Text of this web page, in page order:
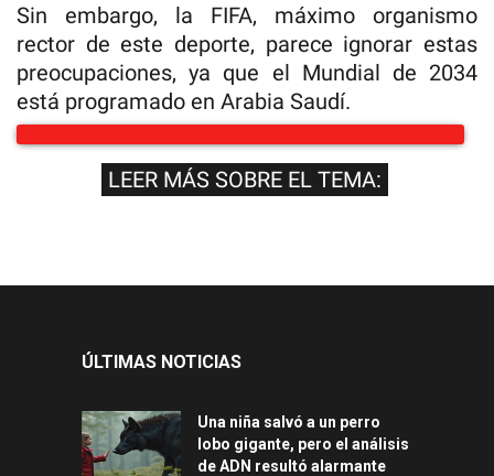
Sin embargo, la FIFA, máximo organismo
rector de este deporte, parece ignorar estas
preocupaciones, ya que el Mundial de 2034
está programado en Arabia Saudí.
LEER MÁS SOBRE EL TEMA:
ÚLTIMAS NOTICIAS
Una niña salvó a un perro
lobo gigante, pero el análisis
de ADN resultó alarmante